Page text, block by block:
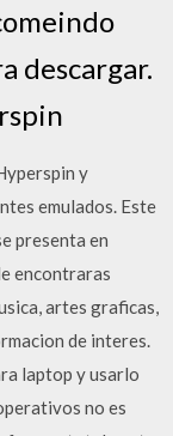
descargar.
y
emulados. Este
presenta en
encontraras
artes graficas,
de interes.
laptop y usarlo
no es